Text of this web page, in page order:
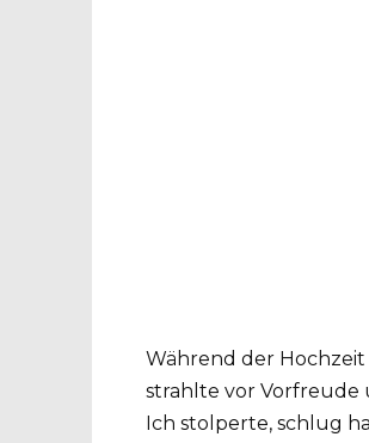
Während der
strahlte vor Vorfreude
Ich stolperte, schlug